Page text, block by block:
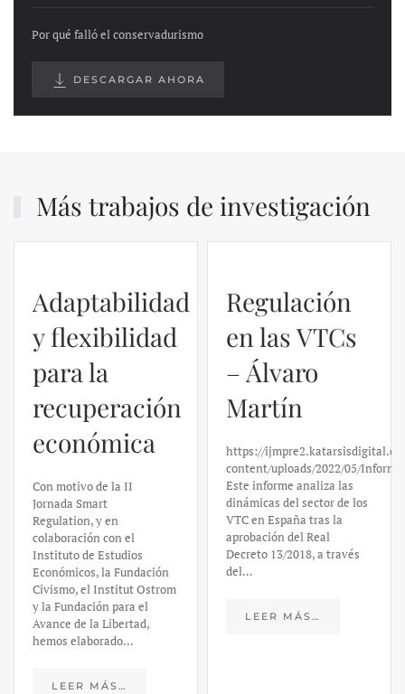
Por qué falló el conservadurismo
DESCARGAR AHORA
Más trabajos de investigación
Regulación
en las VTCs
– Álvaro
Martín
https://ijmpre2.katarsisdigital.com/wp-
content/uploads/2022/05/Informe_sobre_las_VTC.pdf
Este informe analiza las
dinámicas del sector de los
VTC en España tras la
aprobación del Real
Decreto 13/2018, a través
del…
LEER MÁS…
El caso de
Silicon
Valley Bank:
un análisis
financiero –
Daniel
Fernández